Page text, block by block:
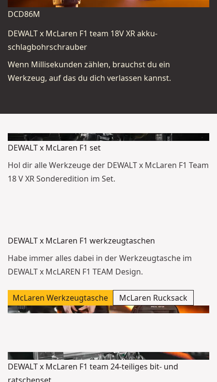
DCD86M
DEWALT x McLaren F1 team 18V XR akku-
schlagbohrschrauber
Wenn Millisekunden zählen, brauchst du ein
Werkzeug, auf das du dich verlassen kannst.
DEWALT x McLaren F1 set
Hol dir alle Werkzeuge der DEWALT x McLaren F1 Team
18 V XR Sonderedition im Set.
DEWALT x McLaren F1 werkzeugtaschen
Habe immer alles dabei in der Werkzeugtasche im
DEWALT x McLAREN F1 TEAM Design.
McLaren Werkzeugtasche McLaren Rucksack
DEWALT x McLaren F1 team 24-teiliges bit- und